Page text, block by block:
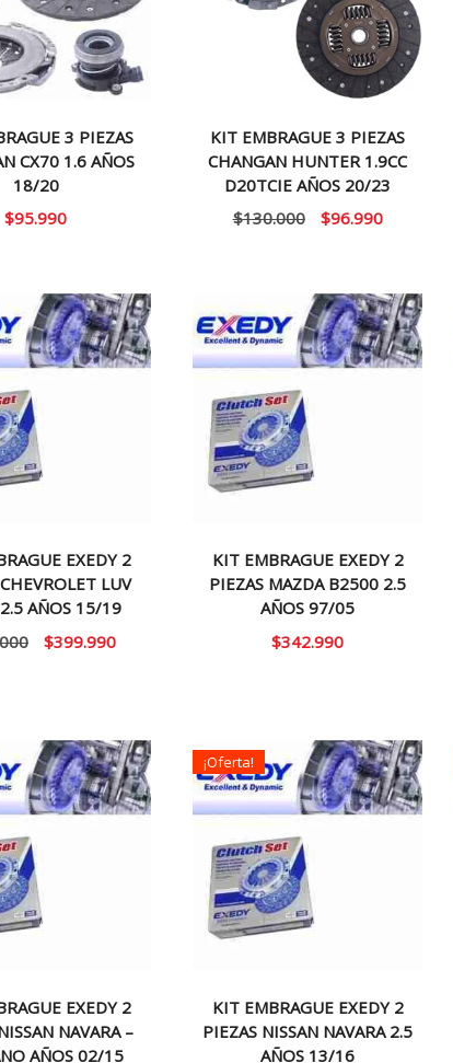
3 PIEZAS
CX70 1.6 AÑOS
18/20
$95.990
KIT EMBRAGUE 3 PIEZAS
CHANGAN HUNTER 1.9CC
D20TCIE AÑOS 20/23
$130.000
El
era:
$130.000.
$96.990El
es:
$96.990.
EXEDY 2
LUV
AÑOS 15/19
El
$450.000.
$399.990El
$399.990.
KIT EMBRAGUE EXEDY 2
PIEZAS MAZDA B2500 2.5
AÑOS 97/05
$342.990
EXEDY 2
NAVARA –
AÑOS 02/15
¡Oferta!
KIT EMBRAGUE EXEDY 2
PIEZAS NISSAN NAVARA 2.5
AÑOS 13/16